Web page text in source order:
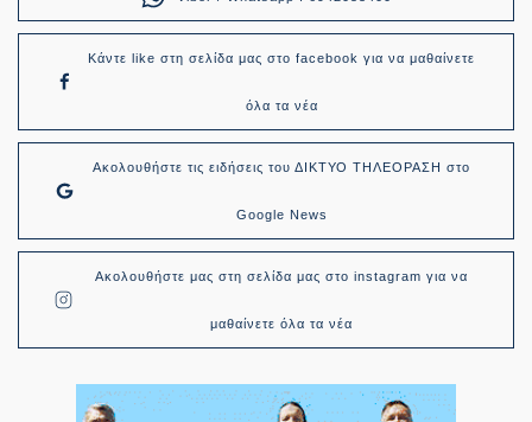
Κάντε like στη σελίδα μας στο facebook για να μαθαίνετε
όλα τα νέα
Ακολουθήστε τις ειδήσεις του ΔΙΚΤΥΟ ΤΗΛΕΟΡΑΣΗ στο
Google News
Ακολουθήστε μας στη σελίδα μας στο instagram για να
μαθαίνετε όλα τα νέα